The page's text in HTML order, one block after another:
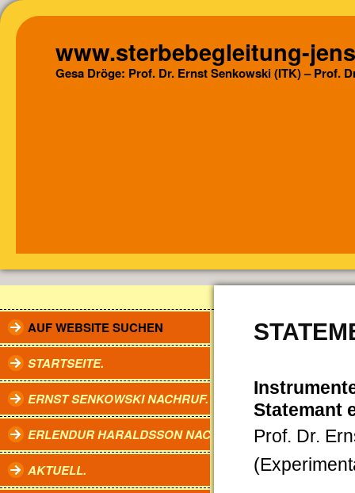
www.sterbebegleitung-
Gesa Dröge: Prof. Dr. Ernst Senkowski (ITK) – Prof.
AUF WEBSITE SUCHEN
STARTSEITE.
ERNST SENKOWSKI NACHRUF.
ERLENDUR HARALDSSON NACHRUF.
AKTUELL.
Statemant
Prof. Dr.